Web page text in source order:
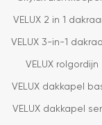
VELUX 2 in 1
VELUX 3-in-1
VELUX rolgordijn
VELUX dakkapel
VELUX dakkapel